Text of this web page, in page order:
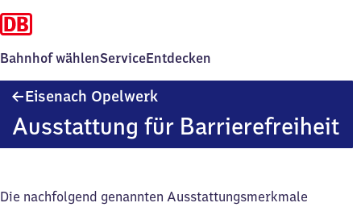
Bahnhof wählenServiceEntdecken
Eisenach Opelwerk
Ausstattung für Barrierefreiheit
Die nachfolgend genannten Ausstattungsmerkmale